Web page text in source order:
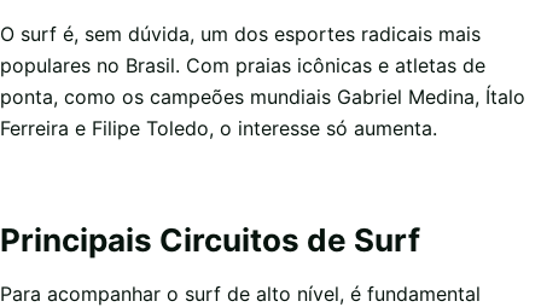
O surf é, sem dúvida, um dos esportes radicais mais
populares no Brasil. Com praias icônicas e atletas de
ponta, como os campeões mundiais Gabriel Medina, Ítalo
Ferreira e Filipe Toledo, o interesse só aumenta.
Principais Circuitos de Surf
Para acompanhar o surf de alto nível, é fundamental